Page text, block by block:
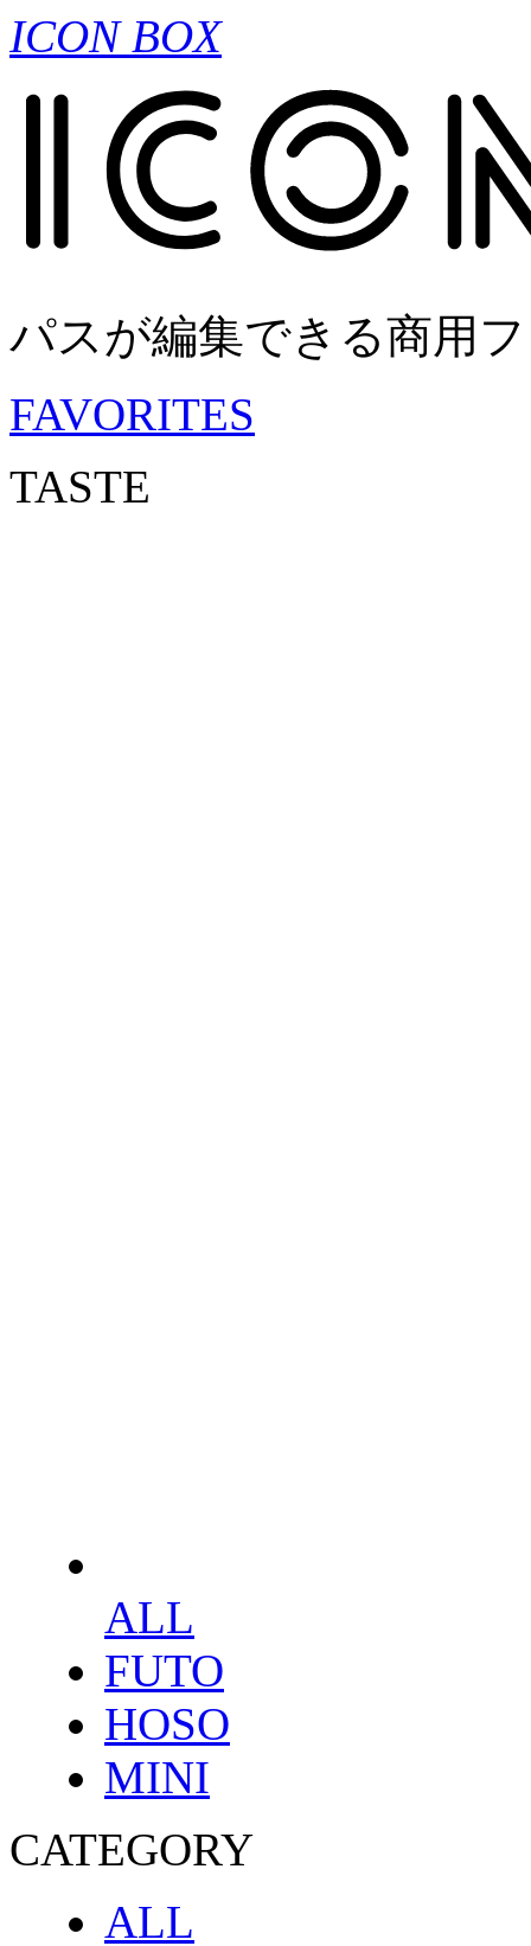
ICON BOX
パスが編集できる商用
FAVORITES
TASTE
ALL
FUTO
HOSO
MINI
CATEGORY
ALL